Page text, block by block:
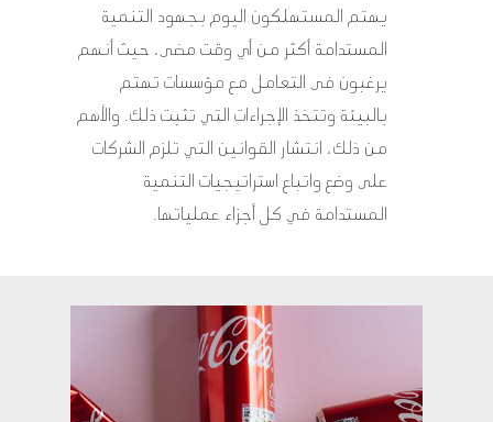
يهتم المستهلكون اليوم بجهود التنمية
المستدامة أكثر من أي وقت مضى، حيث أنهم
يرغبون فى التعامل مع مؤسسات تهتم
بالبيئة وتتخذ الإجراءات التي تثبت ذلك. والأهم
من ذلك، انتشار القوانين التي تلزم الشركات
على وضع واتباع استراتيجيات التنمية
المستدامة في كل أجزاء عملياتها.